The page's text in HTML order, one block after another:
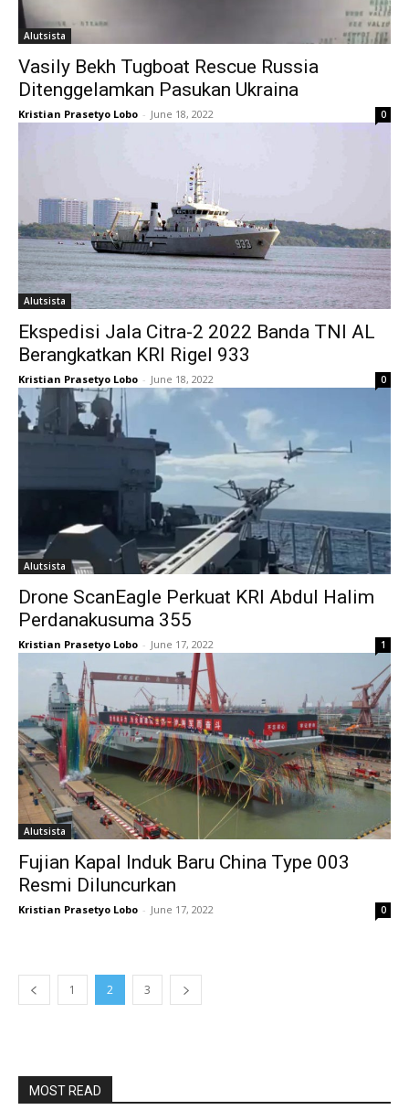
Alutsista
Vasily Bekh Tugboat Rescue Russia
Ditenggelamkan Pasukan Ukraina
Kristian Prasetyo Lobo - June 18, 2022 0
Alutsista
Ekspedisi Jala Citra-2 2022 Banda TNI AL
Berangkatkan KRI Rigel 933
Kristian Prasetyo Lobo - June 18, 2022 0
Alutsista
Drone ScanEagle Perkuat KRI Abdul Halim
Perdanakusuma 355
Kristian Prasetyo Lobo - June 17, 2022 1
Alutsista
Fujian Kapal Induk Baru China Type 003
Resmi Diluncurkan
Kristian Prasetyo Lobo - June 17, 2022 0
1 2 3
MOST READ